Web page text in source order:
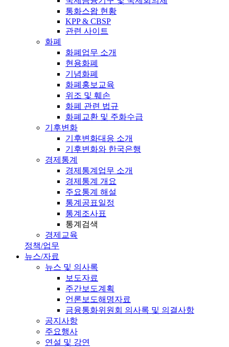
통화스왑 현황
KPP & CBSP
관련 사이트
화폐
화폐업무 소개
현용화폐
기념화폐
화폐홍보교육
위조 및 훼손
화폐 관련 법규
화폐교환 및 주화수급
기후변화
기후변화대응 소개
기후변화와 한국은행
경제통계
경제통계업무 소개
경제통계 개요
주요통계 해설
통계공표일정
통계조사표
통계검색
경제교육
정책/업무
뉴스/자료
뉴스 및 의사록
보도자료
주간보도계획
언론보도해명자료
금융통화위원회 의사록 및 의결사항
공지사항
주요행사
연설 및 강연